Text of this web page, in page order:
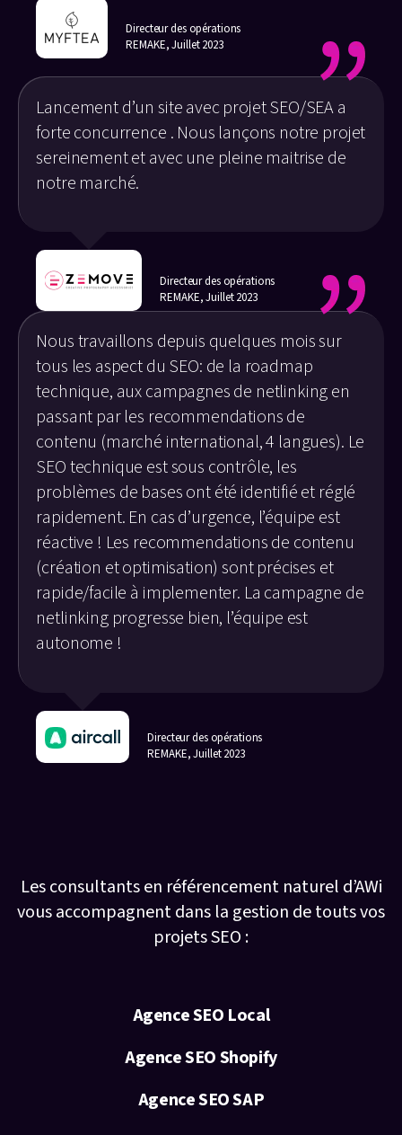
Directeur des opérations
REMAKE, Juillet 2023
Lancement d’un site avec projet SEO/SEA a
forte concurrence . Nous lançons notre projet
sereinement et avec une pleine maitrise de
notre marché.
Directeur des opérations
REMAKE, Juillet 2023
Nous travaillons depuis quelques mois sur
tous les aspect du SEO: de la roadmap
technique, aux campagnes de netlinking en
passant par les recommendations de
contenu (marché international, 4 langues). Le
SEO technique est sous contrôle, les
problèmes de bases ont été identifié et réglé
rapidement. En cas d’urgence, l’équipe est
réactive ! Les recommendations de contenu
(création et optimisation) sont précises et
rapide/facile à implementer. La campagne de
netlinking progresse bien, l’équipe est
autonome !
Directeur des opérations
REMAKE, Juillet 2023
Les consultants en référencement naturel d’AWi
vous accompagnent dans la gestion de touts vos
projets SEO :
Agence SEO Local
Agence SEO Shopify
Agence SEO SAP